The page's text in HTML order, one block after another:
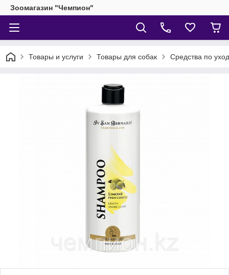
Зоомагазин "Чемпион"
Товары и услуги Товары для собак Средства по